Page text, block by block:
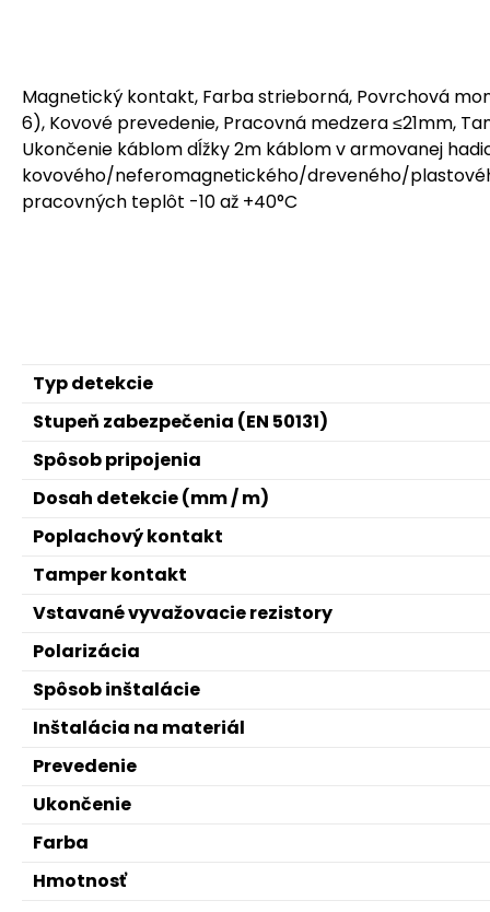
Magnetický kontakt, Farba strieborná, Povrchová
6), Kovové prevedenie, Pracovná medzera ≤21mm,
Ukončenie káblom dĺžky 2m káblom v armovanej
kovového/neferomagnetického/dreveného/
pracovných teplôt -10 až +40°C
Typ detekcie
Stupeň zabezpečenia (EN 50131)
Spôsob pripojenia
Dosah detekcie (mm / m)
Poplachový kontakt
Tamper kontakt
Vstavané vyvažovacie rezistory
Polarizácia
Spôsob inštalácie
Inštalácia na materiál
Prevedenie
Ukončenie
Farba
Hmotnosť